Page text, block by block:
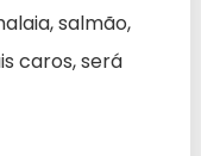
salmão,
caros, será